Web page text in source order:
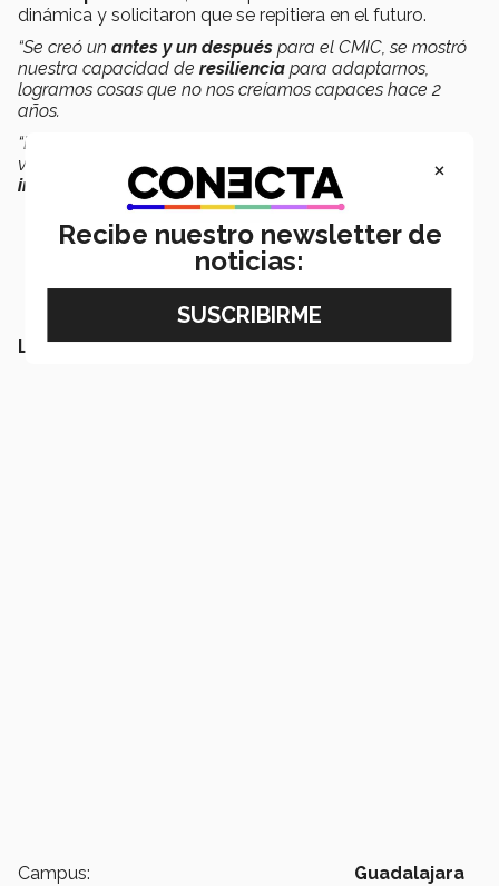
dinámica y solicitaron que se repitiera en el futuro.
“Se creó un antes y un después para el CMIC, se mostró
nuestra capacidad de resiliencia para adaptarnos,
logramos cosas que no nos creíamos capaces hace 2
años.
“El que empresas se hayan capacitado para estar en la
virtualidad del evento fue algo que era antes
impensable
, finalizó Baeza.
LEE TAMBIÉN:
Campus: Guadalajara
×
Recibe nuestro newsletter de
noticias: